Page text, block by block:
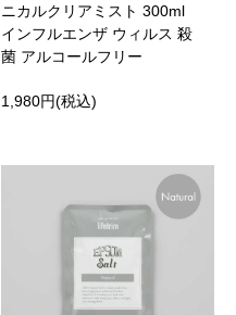
ニカルクリアミスト 300ml
インフルエンザ ウィルス 殺
菌 アルコールフリー
1,980円(税込)